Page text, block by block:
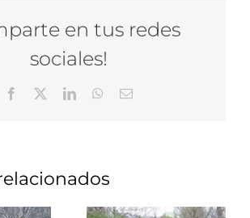
en tus redes
sociales!
Facebook LinkedInWhatsApp
Correo